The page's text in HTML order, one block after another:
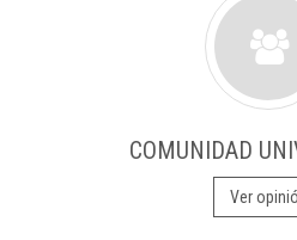
COMUNIDAD
Ver